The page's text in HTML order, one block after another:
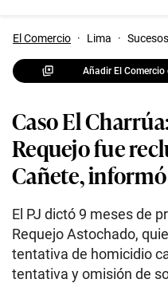
El Comercio · Lima · Sucesos
Añadir El
Caso El
Requejo fue
Cañete,
El PJ dictó 9 meses de
Requejo Astochado,
tentativa de homicidio
tentativa y omisión de